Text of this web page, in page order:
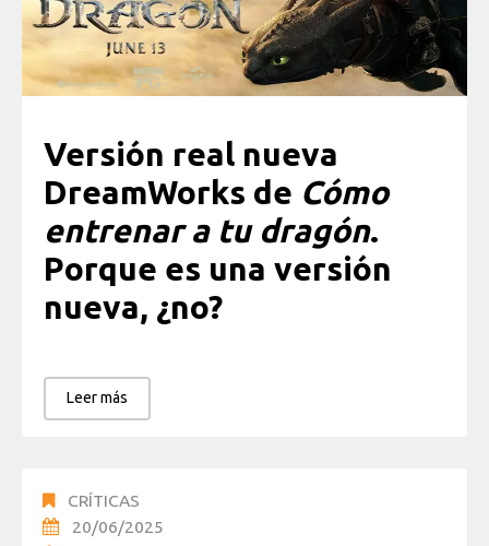
Versión real nueva
DreamWorks de Cómo
entrenar a tu dragón.
Porque es una versión
nueva, ¿no?
Leer más
CRÍTICAS
20/06/2025